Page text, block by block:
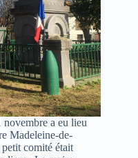
a eu lieu
Madeleine-de-
comité était